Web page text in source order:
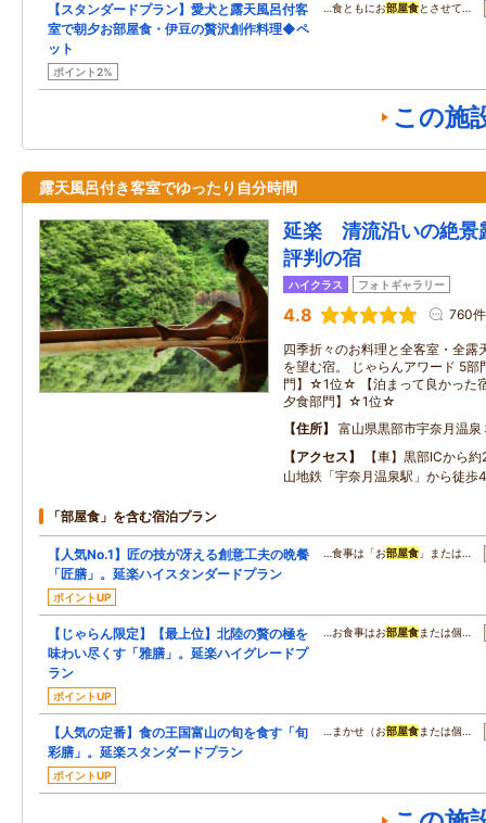
【スタンダードプラン】愛犬と露天風呂付客
室で朝夕お部屋食・伊豆の贅沢創作料理◆ペ
ット
ポイント2%
…食ともにお部屋食とさせて…
この施
露天風呂付き客室でゆったり自分時間
延楽 清流沿いの絶景
評判の宿
ハイクラス フォトギャラリー
4.8 760件
四季折々のお料理と全客室・全露
を望む宿。 じゃらんアワード 5
門】☆1位☆ 【泊まって良かった
夕食部門】☆1位☆
住所
富山県黒部市宇奈月温
アクセス
【車】黒部ICから
山地鉄「宇奈月温泉駅」から徒歩
「部屋食」を含む宿泊プラン
【人気No.1】匠の技が冴える創意工夫の晩餐
「匠膳」。延楽ハイスタンダードプラン
ポイントUP
…食事は「お部屋食 」または…
【じゃらん限定】【最上位】北陸の贅の極を
味わい尽くす「雅膳」。延楽ハイグレードプ
ラン
ポイントUP
…お食事はお部屋食または個…
【人気の定番】食の王国富山の旬を食す「旬
彩膳」。延楽スタンダードプラン
ポイントUP
…まかせ（お部屋食または個…